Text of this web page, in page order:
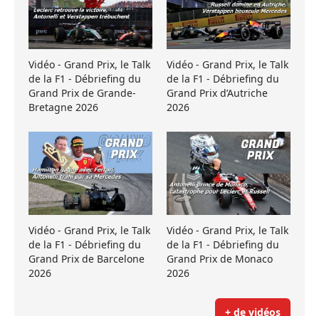
Vidéo - Grand Prix, le Talk
de la F1 - Débriefing du
Grand Prix de Grande-
Bretagne 2026
Vidéo - Grand Prix, le Talk
de la F1 - Débriefing du
Grand Prix d’Autriche
2026
Vidéo - Grand Prix, le Talk
de la F1 - Débriefing du
Grand Prix de Barcelone
2026
Vidéo - Grand Prix, le Talk
de la F1 - Débriefing du
Grand Prix de Monaco
2026
+ de vidéos